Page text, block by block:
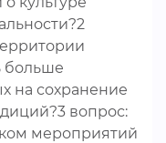
больше
на сохранение
вопрос:
мероприятий